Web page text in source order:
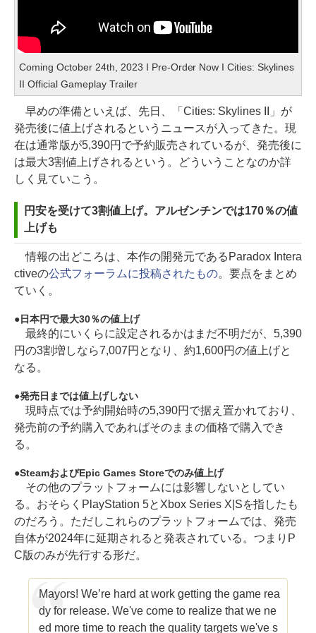
Coming October 24th, 2023 I Pre-Order Now I Cities: Skylines
II Official Gameplay Trailer
早めの準備といえば、先日、「Cities: Skylines II」が
発売後に値上げされるというニュースが入ってきた。現
在は通常版が5,390円で予約販売されているが、発売後に
は最大3割値上げされるという。どういうことなのか詳
しく見ていこう。
円安を受けて3割値上げ。アルゼンチンでは170％の値
上げも
情報の出どころは、本作の開発元であるParadox Intera
ctiveの公式フォーラムに投稿されたもの。要点をまとめ
ていく。
日本円で最大30％の値上げ
最終的にいくらに設定されるかはまだ不明だが、5,390
円の3割増しなら7,007円となり、約1,600円の値上げと
なる。
発売日までは値上げしない
現時点では予約開始時の5,390円で据え置かれており、
発売前の予約購入であればそのままの価格で購入でき
る。
SteamおよびEpic Games Storeでのみ値上げ
その他のプラットフォームには影響しないとしてい
る。おそらくPlayStation 5とXbox Series X|Sを指したも
のだろう。ただしこれらのプラットフォームでは、発売
自体が2024年に延期されると発表されている。つまりP
C版のみが先行する形だ。
Mayors! We’re hard at work getting the game rea
dy for release. We've come to realize that we ne
ed more time to reach the quality targets we've s